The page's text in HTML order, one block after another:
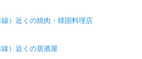
）近くの焼肉・韓国料理店
）近くの居酒屋